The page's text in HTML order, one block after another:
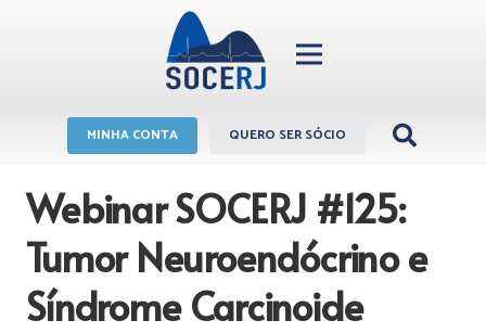
MINHA CONTA QUERO SER SÓCIO
Webinar SOCERJ #125:
Tumor Neuroendócrino e
Síndrome Carcinoide